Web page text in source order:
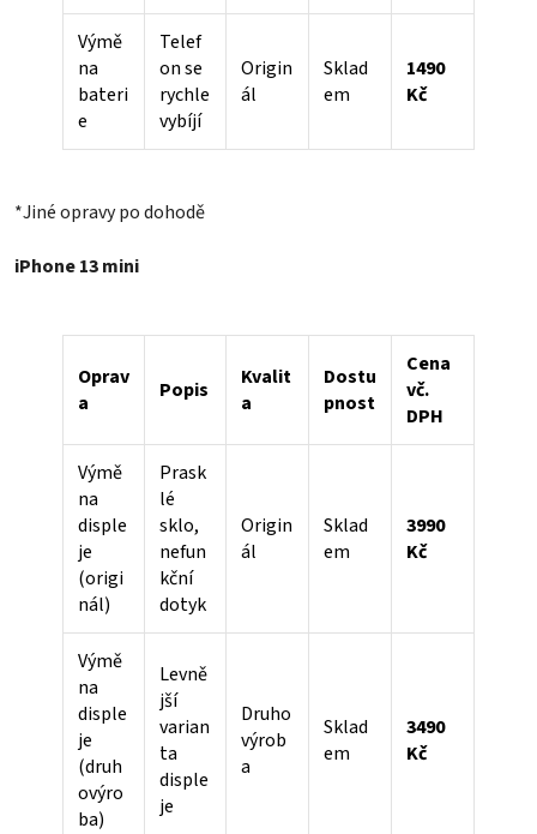
Výmě
na
bateri
e
Telef
on se
rychle
vybíjí
Origin
ál
Sklad
em
1490
Kč
*Jiné opravy po dohodě
iPhone 13 mini
Oprav
a
Popis
Kvalit
a
Dostu
pnost
Cena
vč.
DPH
Výmě
na
disple
je
(origi
nál)
Prask
lé
sklo,
nefun
kční
dotyk
Origin
ál
Sklad
em
3990
Kč
Výmě
na
disple
je
(druh
ovýro
ba)
Levně
jší
varian
ta
disple
je
Druho
výrob
a
Sklad
em
3490
Kč